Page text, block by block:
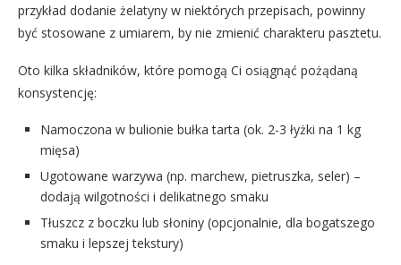
przykład dodanie żelatyny w niektórych przepisach, powinny
być stosowane z umiarem, by nie zmienić charakteru pasztetu.
Oto kilka składników, które pomogą Ci osiągnąć pożądaną
konsystencję:
Namoczona w bulionie bułka tarta (ok. 2-3 łyżki na 1 kg
mięsa)
Ugotowane warzywa (np. marchew, pietruszka, seler) –
dodają wilgotności i delikatnego smaku
Tłuszcz z boczku lub słoniny (opcjonalnie, dla bogatszego
smaku i lepszej tekstury)